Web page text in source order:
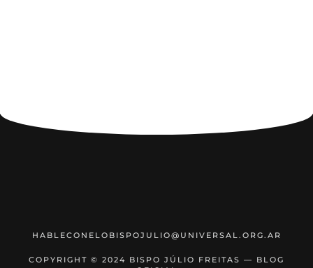
HABLECONELOBISPOJULIO@UNIVERSAL.ORG.AR
COPYRIGHT © 2024 BISPO JÚLIO FREITAS — BLOG